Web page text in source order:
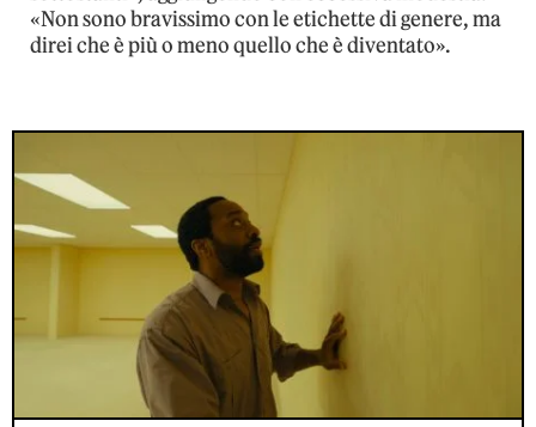
«Non sono bravissimo con le etichette di genere, ma
direi che è più o meno quello che è diventato».